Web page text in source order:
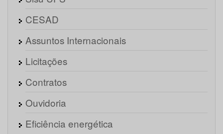
CESAD
Assuntos Internacionais
Licitações
Contratos
Ouvidoria
Eficiência energética